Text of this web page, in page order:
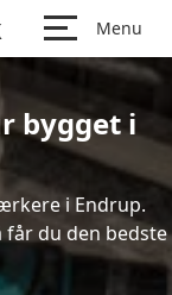
Menu
bygget i
i Endrup.
du den bedste